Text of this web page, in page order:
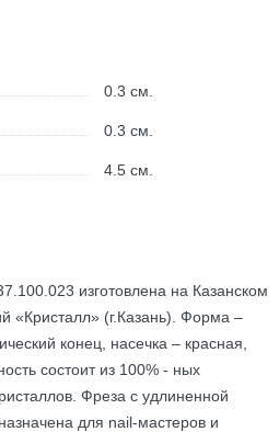
0.3см.
0.3см.
4.5см.
изготовлена на Казанском
«Кристалл» (г.Казань). Форма –
конец, насечка – красная,
состоит из 100% - ных
Фреза с удлиненной
для nail-мастеров и